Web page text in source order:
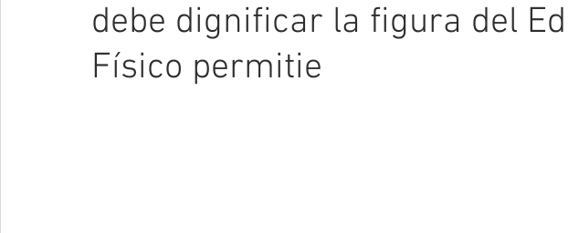
debe dignificar la figura del
Físico permitie